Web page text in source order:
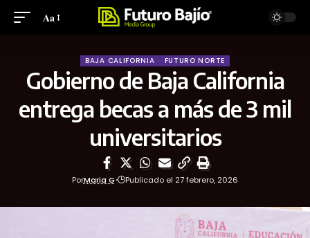
Aa
BAJA CALIFORNIA FUTURO NORTE
Gobierno de Baja California
entrega becas a más de 3 mil
universitarios
PorMaria G Publicado el 27 febrero, 2026